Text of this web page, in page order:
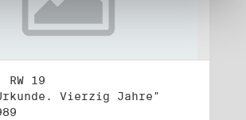
19
Vierzig Jahre"